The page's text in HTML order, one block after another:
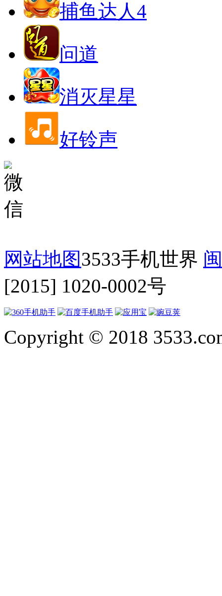
捕鱼达人4
问道
消灭星星
好铃声
网站地图3533手机世界
[2015] 1020-0002号
Copyright © 2018